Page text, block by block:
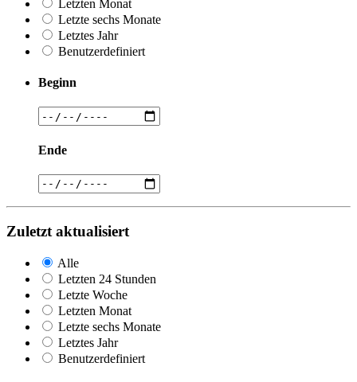
Letzten Monat
Letzte sechs Monate
Letztes Jahr
Benutzerdefiniert
Beginn
Ende
Zuletzt aktualisiert
Alle
Letzten 24 Stunden
Letzte Woche
Letzten Monat
Letzte sechs Monate
Letztes Jahr
Benutzerdefiniert